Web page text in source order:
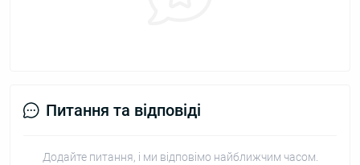
Питання та відповіді
Додайте питання, і ми відповімо найближчим часом.